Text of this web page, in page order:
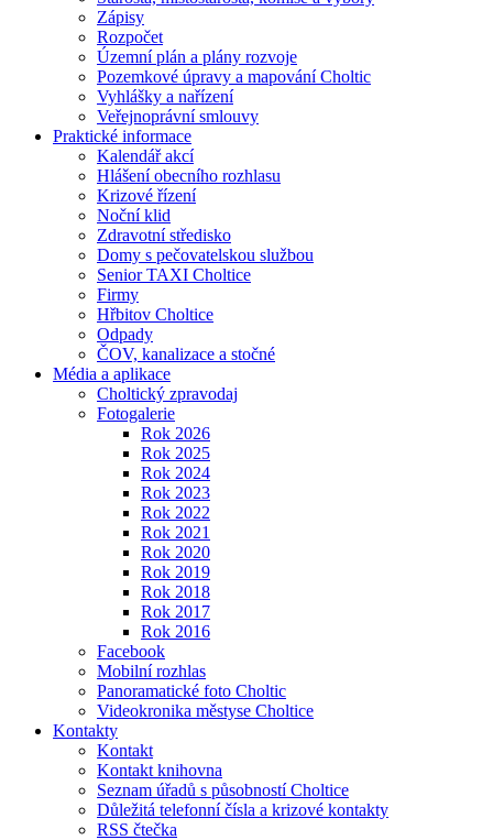
Zápisy
Rozpočet
Územní plán a plány rozvoje
Pozemkové úpravy a mapování Choltic
Vyhlášky a nařízení
Veřejnoprávní smlouvy
Praktické informace
Kalendář akcí
Hlášení obecního rozhlasu
Krizové řízení
Noční klid
Zdravotní středisko
Domy s pečovatelskou službou
Senior TAXI Choltice
Firmy
Hřbitov Choltice
Odpady
ČOV, kanalizace a stočné
Média a aplikace
Choltický zpravodaj
Fotogalerie
Rok 2026
Rok 2025
Rok 2024
Rok 2023
Rok 2022
Rok 2021
Rok 2020
Rok 2019
Rok 2018
Rok 2017
Rok 2016
Facebook
Mobilní rozhlas
Panoramatické foto Choltic
Videokronika městyse Choltice
Kontakty
Kontakt
Kontakt knihovna
Seznam úřadů s působností Choltice
Důležitá telefonní čísla a krizové kontakty
RSS čtečka